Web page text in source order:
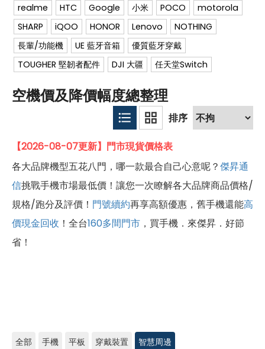
realme
HTC Google 小米 POCO
motorola
SHARP
iQOO HONOR Lenovo
NOTHING
長輩/功能機
UE 藍牙音箱
優質藍牙穿戴
TOUGHER 堅韌者配件
DJI 大疆 任天堂Switch
空機價及降價幅度總整理
【2026-08-07更新】門市現貨價格表
各大品牌機型五花八門，哪一款最合自己心意呢？傑昇通
信挑戰手機市場最低價！讓您一次瞭解各大品牌商品價格/
規格/跑分及評價！ 門號續約再享高額優惠，舊手機還能高
價現金回收 ！全台160多間門市 ，買手機．來傑昇．好節
省！
全部 手機 平板 穿戴裝置 智慧周邊